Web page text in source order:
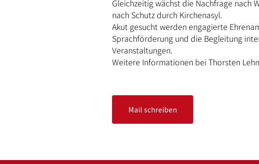
Gleichzeitig wächst die Nachfrage nach
nach Schutz durch Kirchenasyl.
Akut gesucht werden engagierte
Sprachförderung und die Begleitung
Veranstaltungen.
Weitere Informationen bei Thorsten
Mail schreiben